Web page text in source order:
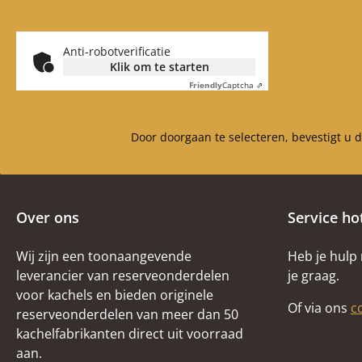
Anti-robotverificatie
Klik om te starten
FriendlyCaptcha ⇗
Door doorgaan te selecteren, bevestigt u
Over ons
Wij zijn een toonaangevende
leverancier van reserveonderdelen
voor kachels en bieden originele
reserveonderdelen van meer dan 50
kachelfabrikanten direct uit voorraad
aan.
Service
Heb je hulp
je graag.
Of via ons